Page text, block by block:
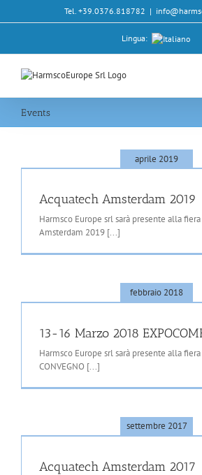
Tel. +39.0376.818782 |
Lingua:
Events
aprile 2019
Acquatech Amsterdam 2019
Harmsco Europe srl sarà presente alla
Amsterdam 2019 [...]
febbraio 2018
13-16 Marzo 2018
Harmsco Europe srl sarà presente alla fiera
CONVEGNO [...]
settembre 2017
Acquatech Amsterdam 2017